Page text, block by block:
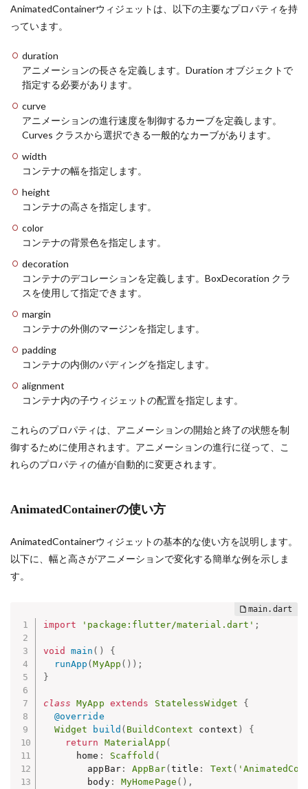
AnimatedContainerウィジェットは、以下の主要なプロパティを持
っています。
duration
アニメーションの長さを定義します。Duration オブジェクトで
指定する必要があります。
curve
アニメーションの進行速度を制御するカーブを定義します。
Curves クラスから選択できる一般的なカーブがあります。
width
コンテナの幅を指定します。
height
コンテナの高さを指定します。
color
コンテナの背景色を指定します。
decoration
コンテナのデコレーションを定義します。BoxDecoration クラ
スを使用して指定できます。
margin
コンテナの外側のマージンを指定します。
padding
コンテナの内側のパディングを指定します。
alignment
コンテナ内の子ウィジェットの配置を指定します。
これらのプロパティは、アニメーションの開始と終了の状態を制
御するために使用されます。アニメーションの進行に従って、こ
れらのプロパティの値が自動的に変更されます。
AnimatedContainerの使い方
AnimatedContainerウィジェットの基本的な使い方を説明します。
以下に、幅と高さがアニメーションで変化する簡単な例を示しま
す。
import 'package:flutter/material.dart' ;
void main ( )
{
runApp (MyApp ( ) ) ;
}
class MyApp extends StatelessWidget
{
@override
Widget
build ( BuildContext context )
{
return
MaterialApp (
      home
: Scaffold (
        appBar
: AppBar( title : Text (
        body
: MyHomePage ( ) ,